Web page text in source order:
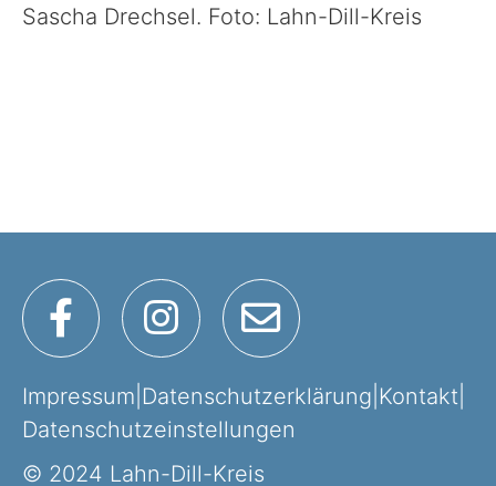
Sascha Drechsel. Foto: Lahn-Dill-Kreis
Impressum Datenschutzerklärung Kontakt
Datenschutzeinstellungen
© 2024 Lahn-Dill-Kreis